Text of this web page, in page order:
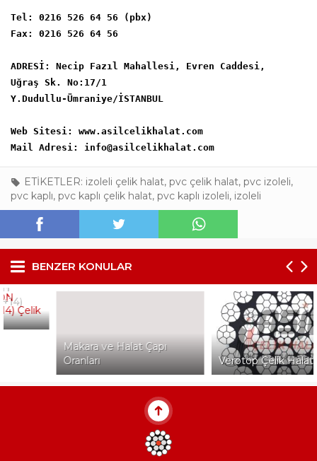
Tel: 0216 526 64 56 (pbx)
Fax: 0216 526 64 56
ADRESİ: Necip Fazıl Mahallesi, Evren Caddesi,
Uğraş Sk. No:17/1
Y.Dudullu-Ümraniye/İSTANBUL
Web Sitesi: www.asilcelikhalat.com
Mail Adresi: info@asilcelikhalat.com
ETİKETLER: izoleli çelik halat, pvc çelik halat, pvc izoleli,
pvc kaplı, pvc kaplı çelik halat, pvc kaplı izoleli, izoleli
BENZER KONULAR
Makara ve Halat Çapı
Verotop Çelik Halat